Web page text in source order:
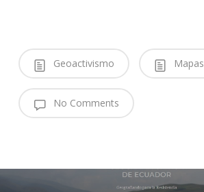
Geoactivismo Mapas
No Comments